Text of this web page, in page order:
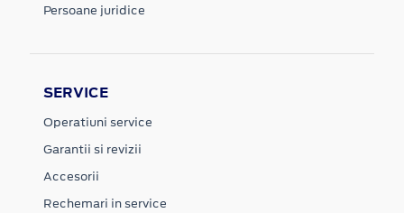
Persoane juridice
SERVICE
Operatiuni service
Garantii si revizii
Accesorii
Rechemari in service